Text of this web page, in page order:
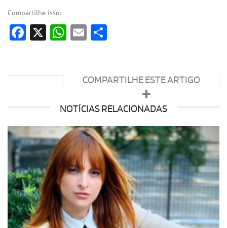
Compartilhe isso:
Facebook
X WhatsApp
Email
COMPARTILHE ESTE ARTIGO
NOTÍCIAS RELACIONADAS